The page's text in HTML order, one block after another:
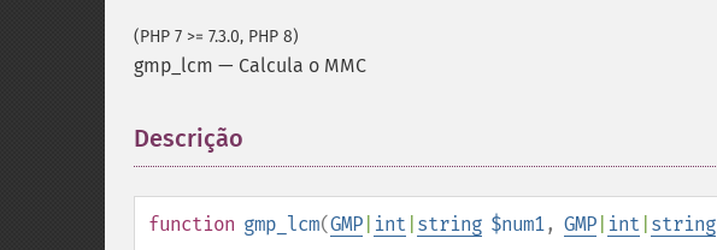
(PHP 7 >= 7.3.0, PHP 8)
gmp_lcm — Calcula o MMC
Descrição
function gmp_lcm(GMP int string $num1, GMP int string